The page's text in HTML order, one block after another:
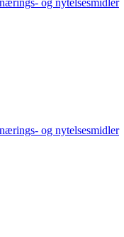
og nytelsesmidler